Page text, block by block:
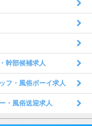
幹部候補求人
フ・風俗ボーイ求人
・風俗送迎求人